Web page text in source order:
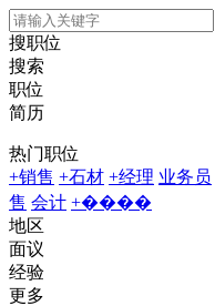
搜职位
搜索
职位
简历
热门职位
+销售 +石材 +经理 业务员
售 会计 +����
地区
面议
经验
更多